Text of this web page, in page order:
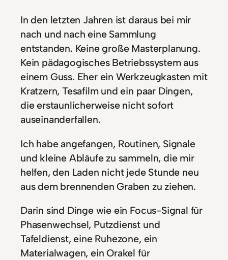
In den letzten Jahren ist daraus bei mir
nach und nach eine Sammlung
entstanden. Keine große Masterplanung.
Kein pädagogisches Betriebssystem aus
einem Guss. Eher ein Werkzeugkasten mit
Kratzern, Tesafilm und ein paar Dingen,
die erstaunlicherweise nicht sofort
auseinanderfallen.
Ich habe angefangen, Routinen, Signale
und kleine Abläufe zu sammeln, die mir
helfen, den Laden nicht jede Stunde neu
aus dem brennenden Graben zu ziehen.
Darin sind Dinge wie ein Focus-Signal für
Phasenwechsel, Putzdienst und
Tafeldienst, eine Ruhezone, ein
Materialwagen, ein Orakel für